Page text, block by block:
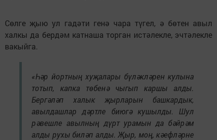
Сөлге җыю ул гадәти генә чара түгел, ә бөтен авыл
халкы да бердәм катнаша торган истәлекле, эчтәлекле
вакыйга.
«Һәр йортның хуҗалары бүләкләрен кулына
тотып, капка төбенә чыгып каршы алды.
Бергәләп халык җырларын башкардык,
авылдашлар дәртле биюгә кушылды. Шул
рәвешле авылның дүрт урамын да бәйрәм
алды рухы биләп алды. Җыр, моң, кәефләрне